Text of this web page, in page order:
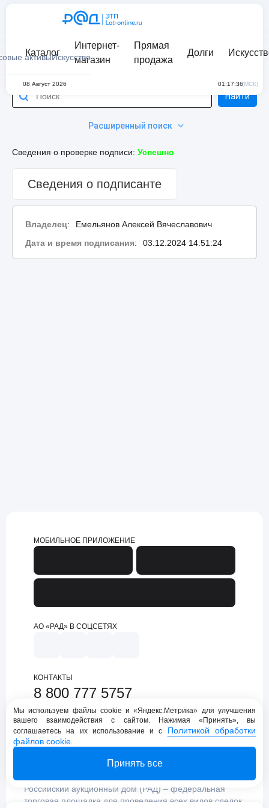
активыИскусство
Каталог
Интернет-
магазин
Прямая
продажа
Долги
08 Август 2026 01:17:36(МСК)
Расширенный поиск
Найти
Сведения о проверке подписи: Успешно
Сведения о подписанте
Владелец:
Емельянов Алексей Вячеславович
Дата и время подписания: 03.12.2024 14:51:24
МОБИЛЬНОЕ ПРИЛОЖЕНИЕ
АО «РАД» В СОЦСЕТЯХ
КОНТАКТЫ
8 800 777 5757
support@lot-online.ru
Техническая поддержка
Российский аукционный дом (РАД) – федеральная
торговая площадка для проведения всех видов сделок
Мы используем файлы cookie и «Яндекс.Метрика» для улучшения
вашего взаимодействия с сайтом. Нажимая «Принять», вы
соглашаетесь на их использование и с Политикой обработки
файлов cookie.
Принять все